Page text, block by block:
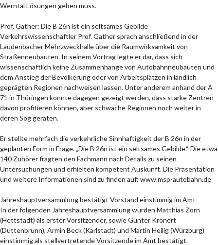
Werntal Lösungen geben muss.
Prof. Gather: Die B 26n ist ein seltsames Gebilde
Verkehrswissenschaftler Prof. Gather sprach anschließend in der
Laudenbacher Mehrzweckhalle über die Raumwirksamkeit von
Straßenneubauten. In seinem Vortrag legte er dar, dass sich
wissenschaftlich keine Zusammenhänge von Autobahnneubauten und
dem Anstieg der Bevölkerung oder von Arbeitsplätzen in ländlich
geprägten Regionen nachweisen lassen. Unter anderem anhand der A
71 in Thüringen konnte dagegen gezeigt werden, dass starke Zentren
davon profitieren können, aber schwache Regionen noch weiter in
deren Sog geraten.
Er stellte mehrfach die verkehrliche Sinnhaftigkeit der B 26n in der
geplanten Form in Frage. „Die B 26n ist ein seltsames Gebilde.“ Die etwa
140 Zuhörer fragten den Fachmann nach Details zu seinen
Untersuchungen und erhielten kompetent Auskunft. Die Präsentation
und weitere Informationen sind zu finden auf: www.msp-autobahn.de
Jahreshauptversammlung bestätigt Vorstand einstimmig im Amt
In der folgenden Jahreshauptversammlung wurden Matthias Zorn
(Hettstadt) als erster Vorsitzender, sowie Günter Krönert
(Duttenbrunn), Armin Beck (Karlstadt) und Martin Heilig (Würzburg)
einstimmig als stellvertretende Vorsitzende im Amt bestätigt.